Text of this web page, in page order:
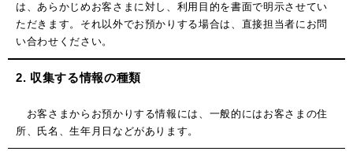
は、あらかじめお客さまに対し、利用目的を書面で明示させてい
ただきます。それ以外でお預かりする場合は、直接担当者にお問
い合わせください。
2. 収集する情報の種類
お客さまからお預かりする情報には、一般的にはお客さまの住
所、氏名、生年月日などがあります。